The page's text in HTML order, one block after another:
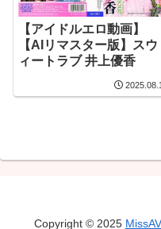
【アイドルエロ動画】
【AIリマスター版】スウ
ィートラブ 井上優香
Copyright © 2025